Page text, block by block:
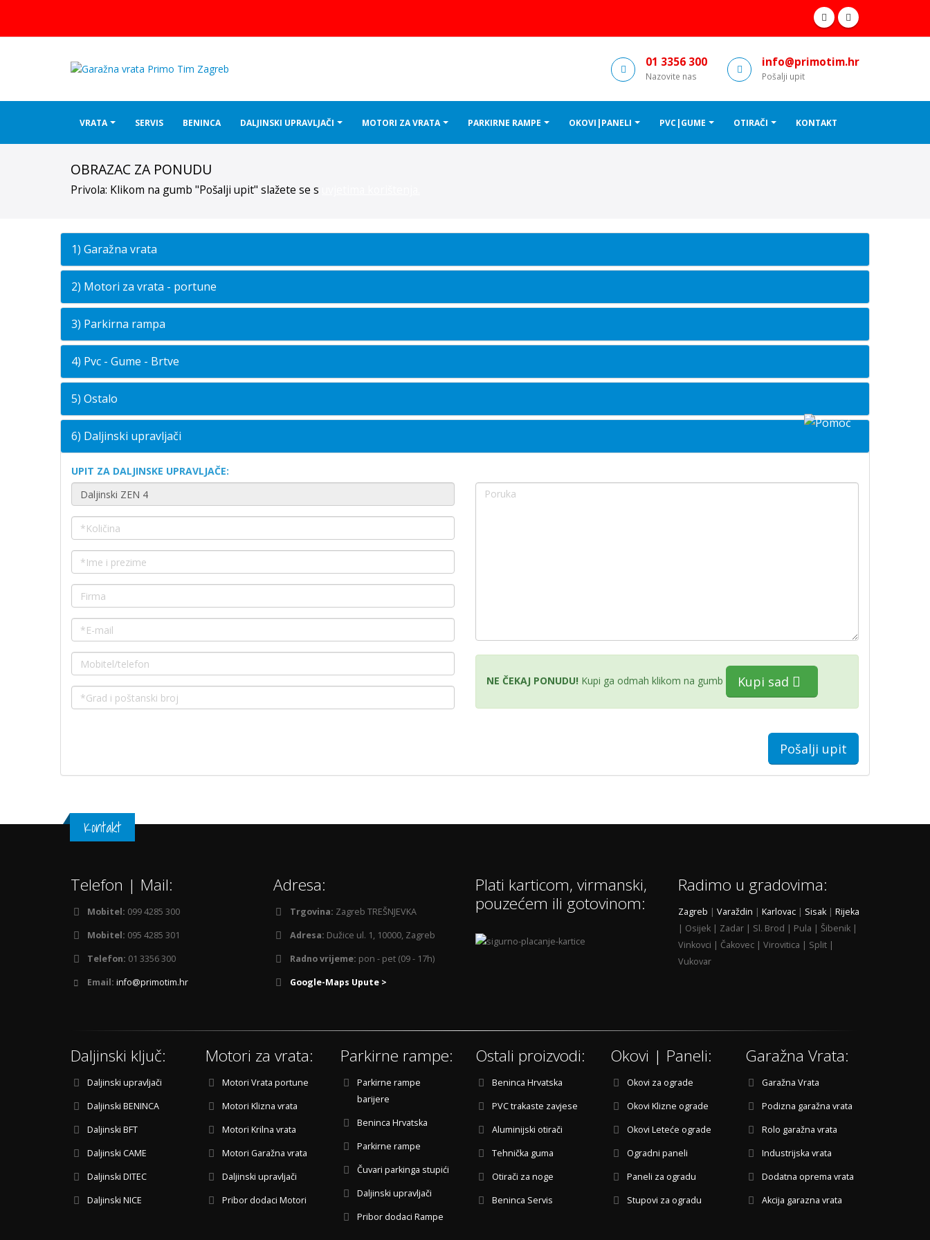
01 3356 300
Nazovite nas
info@primotim.hr
Pošalji upit
VRATA SERVIS BENINCA DALJINSKI UPRAVLJAČI MOTORI ZA VRATA PARKIRNE RAMPE OKOVI|PANELI PVC|GUME OTIRAČI KONTAKT
OBRAZAC ZA PONUDU
Privola: Klikom na gumb "Pošalji upit" slažete se s
1) Garažna vrata
2) Motori za vrata - portune
3) Parkirna rampa
4) Pvc - Gume - Brtve
5) Ostalo
6) Daljinski upravljači
UPIT ZA DALJINSKE UPRAVLJAČE:
NE ČEKAJ PONUDU! Kupi ga odmah klikom na gumb Kupi sad
Pošalji upit
Kontakt
Telefon | Mail:
Mobitel: 099 4285 300
Mobitel: 095 4285 301
Telefon: 01 3356 300
Email: info@primotim.hr
Adresa:
Trgovina: Zagreb TREŠNJEVKA
Adresa: Dužice ul. 1, 10000, Zagreb
Radno vrijeme: pon - pet (09 - 17h)
Google-Maps Upute >
Plati karticom, virmanski,
pouzećem ili gotovinom:
Radimo u gradovima:
Zagreb | Varaždin | Karlovac| Sisak| Rijeka
| Osijek | Zadar | Sl. Brod | Pula | Šibenik |
Vinkovci | Čakovec | Virovitica | Split |
Vukovar
Daljinski ključ:
Daljinski upravljači
Daljinski BENINCA
Daljinski BFT
Daljinski CAME
Daljinski DITEC
Daljinski NICE
Motori za vrata:
Motori Vrata portune
Motori Klizna vrata
Motori Krilna vrata
Motori Garažna vrata
Daljinski upravljači
Pribor dodaci Motori
Parkirne rampe:
Parkirne rampe
barijere
Beninca Hrvatska
Parkirne rampe
Čuvari parkinga stupići
Daljinski upravljači
Pribor dodaci Rampe
Ostali proizvodi:
Beninca Hrvatska
PVC trakaste zavjese
Aluminijski otirači
Tehnička guma
Otirači za noge
Beninca Servis
Okovi | Paneli:
Okovi za ograde
Okovi Klizne ograde
Okovi Leteće ograde
Ogradni paneli
Paneli za ogradu
Stupovi za ogradu
Garažna Vrata:
Garažna Vrata
Podizna garažna vrata
Rolo garažna vrata
Industrijska vrata
Dodatna oprema vrata
Akcija garazna vrata